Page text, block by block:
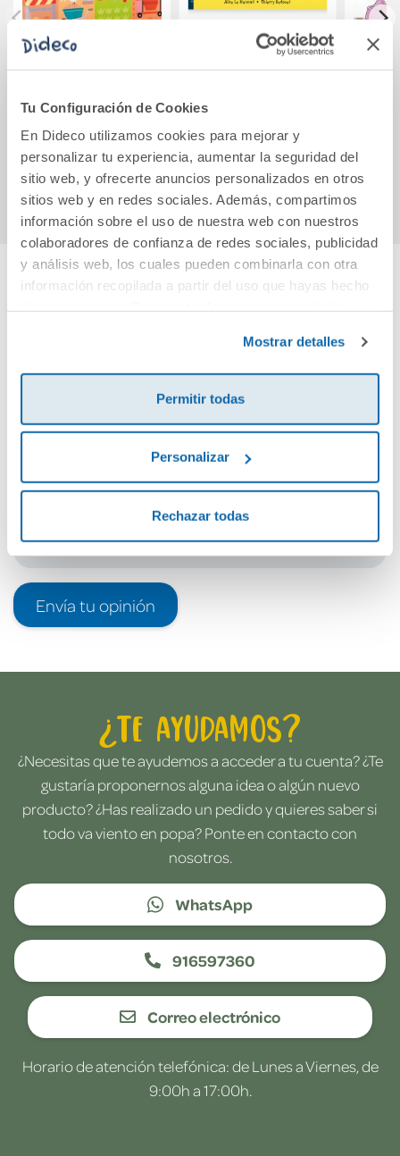
Tu Configuración de Cookies
En Dideco utilizamos cookies para mejorar y
personalizar tu experiencia, aumentar la seguridad del
sitio web, y ofrecerte anuncios personalizados en otros
sitios web y en redes sociales. Además, compartimos
información sobre el uso de nuestra web con nuestros
colaboradores de confianza de redes sociales, publicidad
y análisis web, los cuales pueden combinarla con otra
información recopilada a partir del uso que hayas hecho
Mostrar detalles
Permitir todas
Personalizar
Rechazar todas
La excavadora
19,90€
Comprar
Somos amables
14,20€
Comprar
Cuéntanos tu opinión
¡Sé el primero en valorar este producto!
Envía tu opinión
¿Te ayudamos?
¿Necesitas que te ayudemos a acceder a tu cuenta? ¿Te
gustaría proponernos alguna idea o algún nuevo
producto? ¿Has realizado un pedido y quieres saber si
todo va viento en popa? Ponte en contacto con
nosotros.
WhatsApp
916597360
Correo electrónico
Horario de atención telefónica: de Lunes a Viernes, de
9:00h a 17:00h.